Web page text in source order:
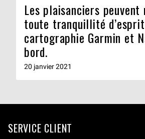
Les plaisanciers peuvent
toute tranquillité
cartographie Garmin et
bord.
20 janvier 2021
SERVICE CLIENT